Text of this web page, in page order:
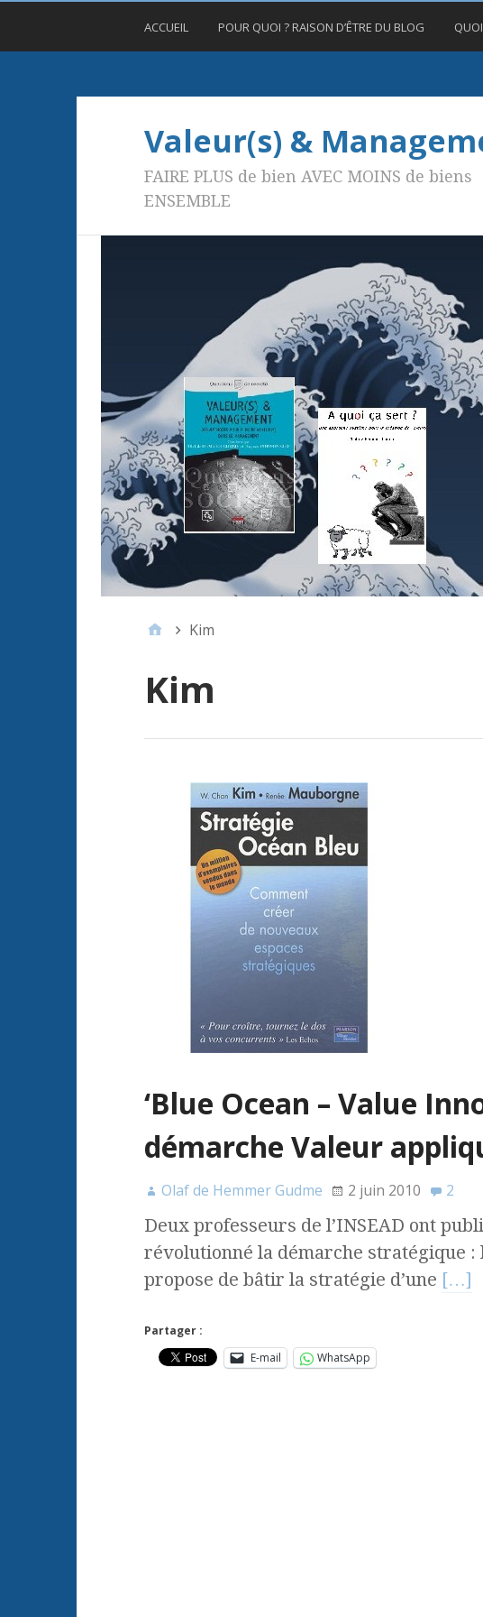
ACCUEIL POUR QUOI ? RAISON D’ÊTRE DU BLOG
Valeur(s) &
FAIRE PLUS de bien AVEC MOINS de biens
ENSEMBLE
Kim
Kim
‘Blue Ocean – Value
démarche Valeur
Olaf de Hemmer Gudme 2 juin 2010 2
Deux professeurs de l’INSEAD ont
révolutionné la démarche stratégique :
propose de bâtir la stratégie d’une […]
Partager :
E-mail
WhatsApp